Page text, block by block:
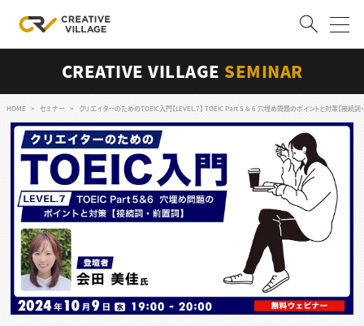
ログイン 会員登録
RECRUIT
クリエイター求人を探す
CREATIVE JOB求人検索
特集求人
採用説明会
転職支援サービス
CONTENTS
スキルアップしたい！
CREATIVE VILLAGE SEMINAR
HOME セミナー クリエイターのためのTOEIC入門【LEVEL.7】 TOEIC Part 5 & 6 穴埋め問題のポイントと対策【接続詞